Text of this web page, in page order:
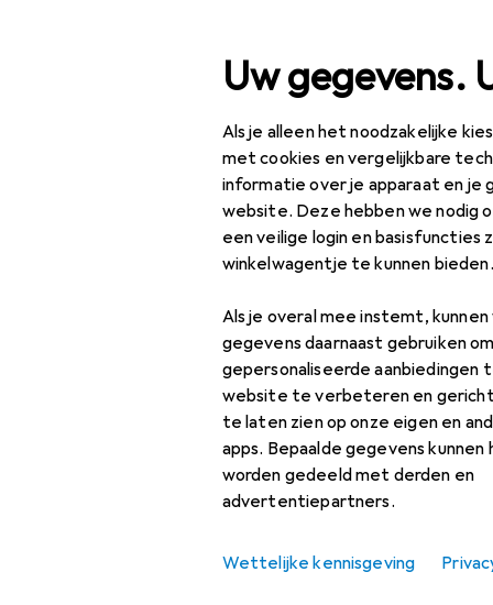
Uw gegevens.
Als je alleen het noodzakelijke
met cookies en vergelijkbare
informatie over je apparaat en je
website. Deze hebben we nodig
een veilige login en basisfuncties
winkelwagentje te kunnen bieden.
Als je overal mee instemt,
gegevens daarnaast gebruiken
gepersonaliseerde aanbiedingen
website te verbeteren en
te laten zien op onze eigen en
apps. Bepaalde gegevens kunnen
worden gedeeld met derden en
advertentiepartners.
Wettelijke kennisgeving
Productassortiment
Rugzak